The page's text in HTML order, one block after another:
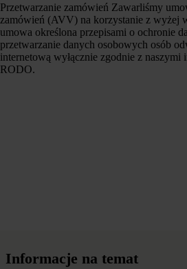
Przetwarzanie zamówień Zawarliśmy
zamówień (AVV) na korzystanie z wyżej
umowa określona przepisami o ochronie
przetwarzanie danych osobowych osób
internetową wyłącznie zgodnie z
RODO.
Informacje na temat